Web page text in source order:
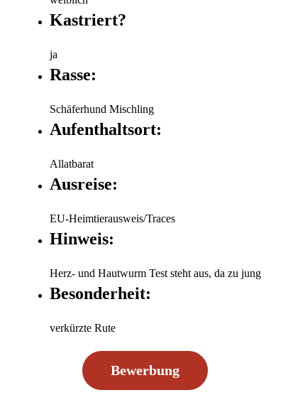
Kastriert?
ja
Rasse:
Schäferhund Mischling
Aufenthaltsort:
Allatbarat
Ausreise:
EU-Heimtierausweis/Traces
Hinweis:
Herz- und Hautwurm Test steht aus, da zu jung
Besonderheit:
verkürzte Rute
Bewerbung